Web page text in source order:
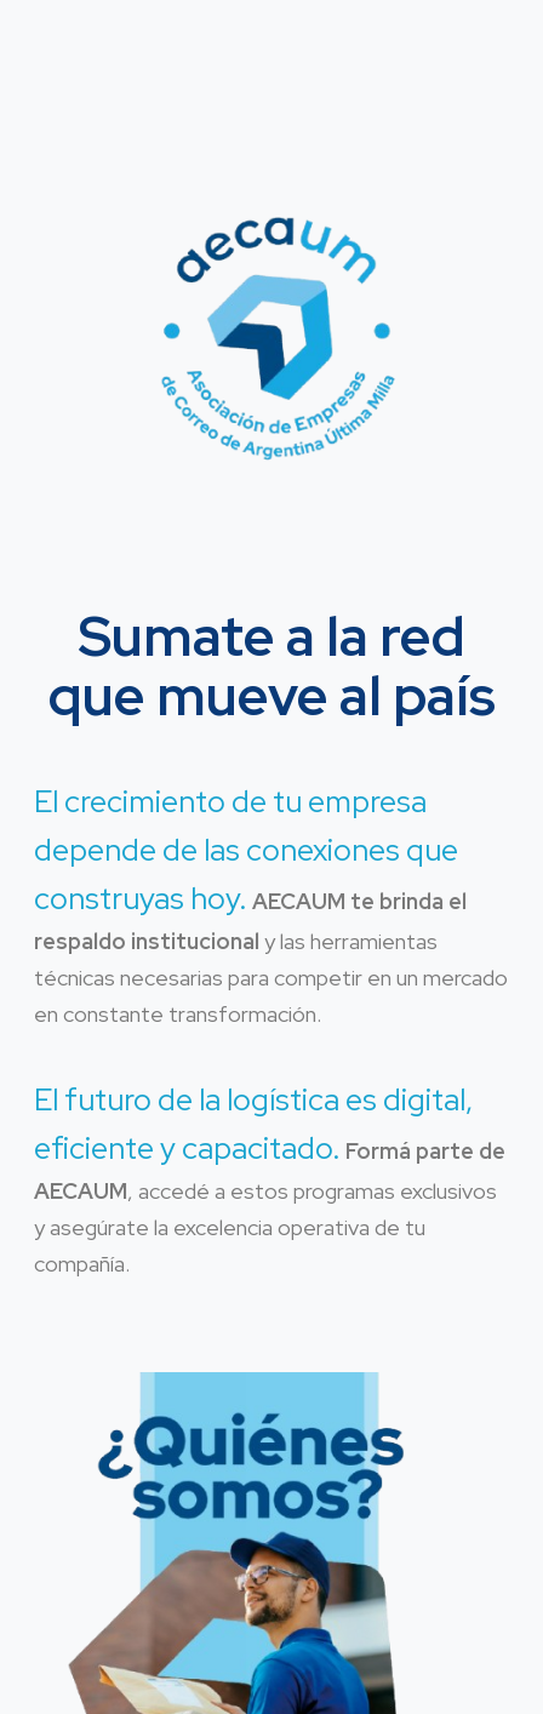
Sumate a la red
que mueve al país
El crecimiento de tu empresa
depende de las conexiones que
construyas hoy. AECAUM te brinda el
respaldo institucional y las herramientas
técnicas necesarias para competir en un mercado
en constante transformación.
El futuro de la logística es digital,
eficiente y capacitado. Formá parte de
AECAUM, accedé a estos programas exclusivos
y asegúrate la excelencia operativa de tu
compañía.